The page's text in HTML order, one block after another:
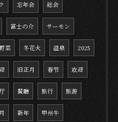
忘年会 総会
富士の介 サーモン
菜 冬花火 温泉 2025
旧正月 春节 欢迎
餐廳 旅行 旅游
新年 甲州牛